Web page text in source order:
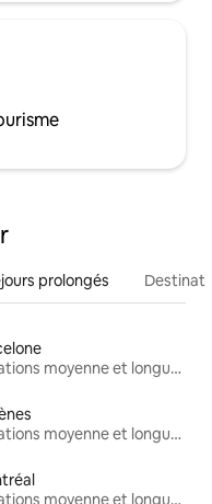
prolongés
Locations moyenne et longue durée
Locations moyenne et longue durée
Locations moyenne et longue durée